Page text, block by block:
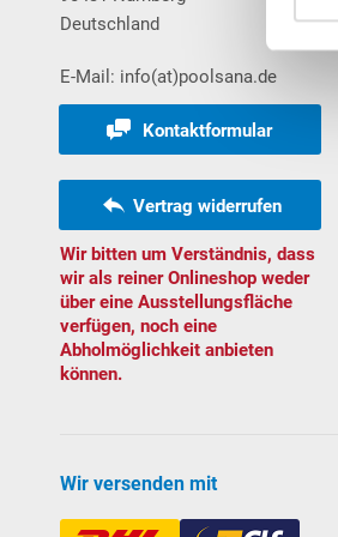
Deutschland
E-Mail: info(at)poolsana.de
Kontaktformular
Vertrag widerrufen
Wir bitten um Verständnis, dass
wir als reiner Onlineshop weder
über eine Ausstellungsfläche
verfügen, noch eine
Abholmöglichkeit anbieten
können.
Wir versenden mit